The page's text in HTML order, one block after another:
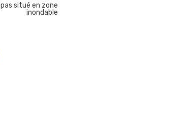
pas situé en zone
inondable